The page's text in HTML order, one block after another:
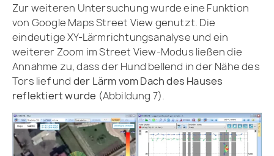
Zur weiteren Untersuchung wurde eine Funktion
von Google Maps Street View genutzt. Die
eindeutige XY-Lärmrichtungsanalyse und ein
weiterer Zoom im Street View-Modus ließen die
Annahme zu, dass der Hund bellend in der Nähe des
Tors lief und der Lärm vom Dach des Hauses
reflektiert wurde (Abbildung 7).